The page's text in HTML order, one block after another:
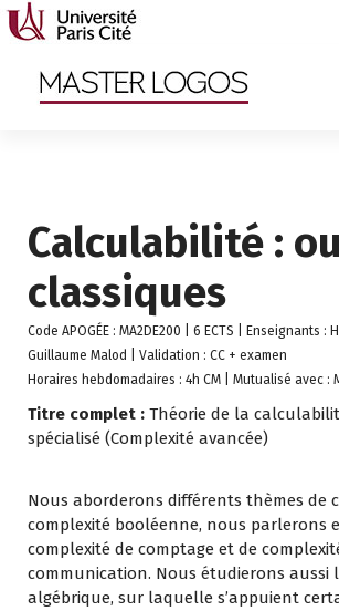
A
Calculabilité :
classiques
Code APOGÉE : MA2DE200 | 6 ECTS | Enseignants :
Guillaume Malod | Validation : CC + examen
Horaires hebdomadaires : 4h CM | Mutualisé avec :
Titre complet : Théorie de la
spécialisé (Complexité avancée)
Nous aborderons différents thèmes de
complexité booléenne, nous parlerons
complexité de comptage et de
communication. Nous étudierons aussi
algébrique, sur laquelle s’appuient